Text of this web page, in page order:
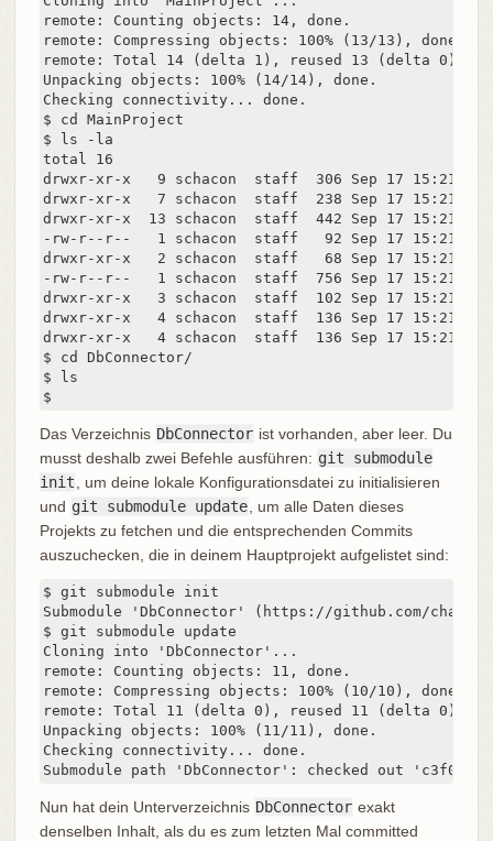
remote: Counting objects: 14, done.
remote: Compressing objects: 100% (13/13), done.
remote: Total 14 (delta 1), reused 13 (delta 0)
Unpacking objects: 100% (14/14), done.
Checking connectivity... done.
$ cd MainProject
$ ls -la
total 16
drwxr-xr-x   9 schacon  staff  306 Sep 17 15:21 .
drwxr-xr-x   7 schacon  staff  238 Sep 17 15:21 ..
drwxr-xr-x  13 schacon  staff  442 Sep 17 15:21
-rw-r--r--   1 schacon  staff   92 Sep 17 15:21
drwxr-xr-x   2 schacon  staff   68 Sep 17 15:21
-rw-r--r--   1 schacon  staff  756 Sep 17 15:21
drwxr-xr-x   3 schacon  staff  102 Sep 17 15:21
drwxr-xr-x   4 schacon  staff  136 Sep 17 15:21
drwxr-xr-x   4 schacon  staff  136 Sep 17 15:21 src
$ cd DbConnector/
$ ls
$
Das Verzeichnis DbConnector ist vorhanden, aber leer. Du
musst deshalb zwei Befehle ausführen: git submodule
init
, um deine lokale Konfigurationsdatei zu initialisieren
und git submodule update , um alle Daten dieses
Projekts zu fetchen und die entsprechenden Commits
auszuchecken, die in deinem Hauptprojekt aufgelistet sind:
$ git submodule init
Submodule 'DbConnector' (https://github.com/
$ git submodule update
Cloning into 'DbConnector'...
remote: Counting objects: 11, done.
remote: Compressing objects: 100% (10/10), done.
remote: Total 11 (delta 0), reused 11 (delta 0)
Unpacking objects: 100% (11/11), done.
Checking connectivity... done.
Submodule path 'DbConnector': checked out
Nun hat dein Unterverzeichnis DbConnector exakt
denselben Inhalt, als du es zum letzten Mal committed